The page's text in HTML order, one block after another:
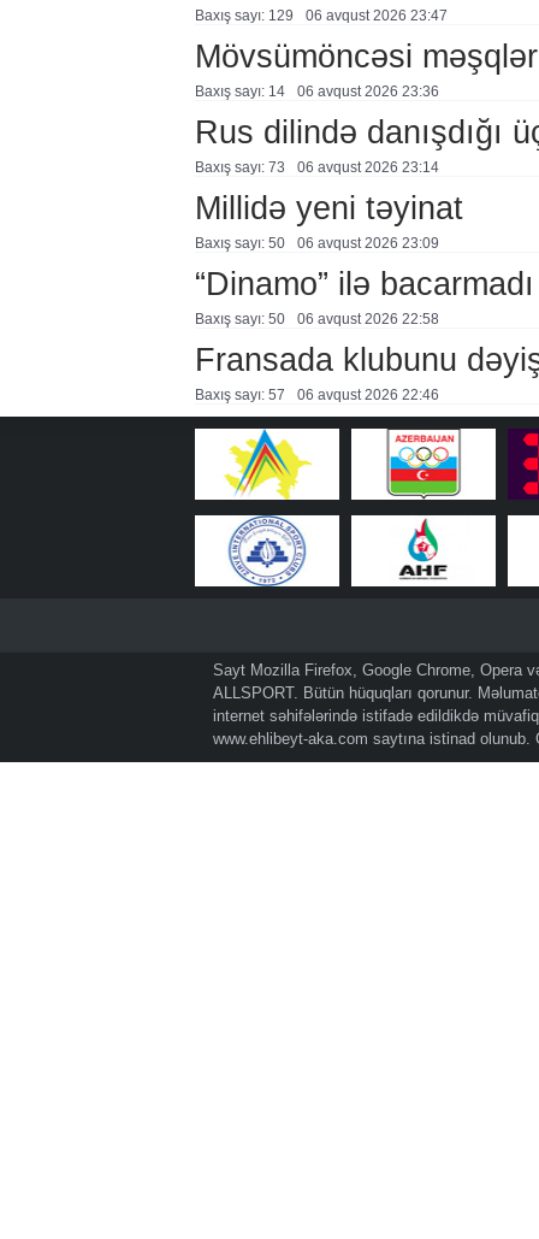
Baxış sayı: 129 06 avqust 2026 23:47
Mövsümöncəsi
Baxış sayı: 14 06 avqust 2026 23:36
Rus dilində danışdığı
Baxış sayı: 73 06 avqust 2026 23:14
Millidə yeni təyinat
Baxış sayı: 50 06 avqust 2026 23:09
“Dinamo” ilə bacarmadı
Baxış sayı: 50 06 avqust 2026 22:58
Fransada klubunu
Baxış sayı: 57 06 avqust 2026 22:46
Sayt Mozilla Firefox, Google Chrome, Opera
ALLSPORT. Bütün hüquqları qorunur.
internet səhifələrində istifadə edildikdə
www.ehlibeyt-aka.com saytına istinad olunub.